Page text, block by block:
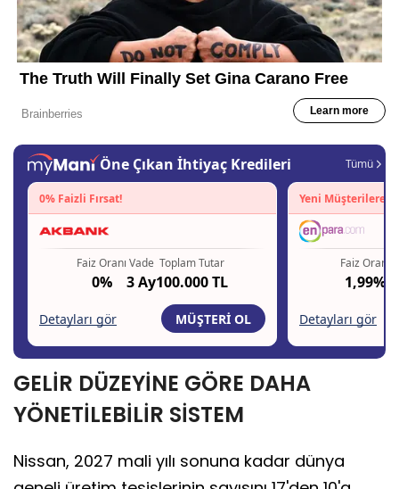
GELİR DÜZEYİNE GÖRE DAHA
YÖNETİLEBİLİR SİSTEM
Nissan, 2027 mali yılı sonuna kadar dünya